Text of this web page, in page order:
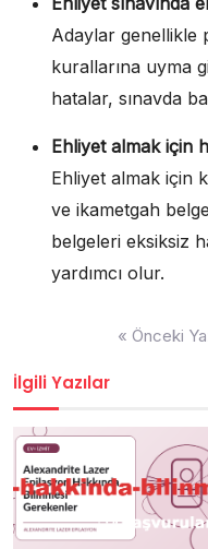
Adaylar genellikle
kurallarına uyma
hatalar, sınavda
Ehliyet almak için
Ehliyet almak için
ve ikametgah
belgeleri eksiksiz
yardımcı olur.
« Önceki
İlgili Yazılar